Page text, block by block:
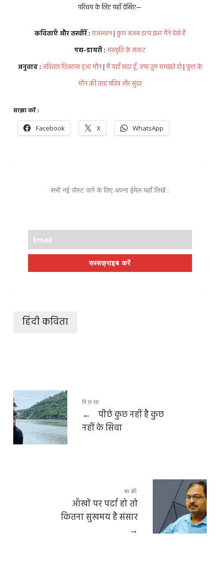
परिचय के लिए यहाँ देखिए—
कविताएँ और तस्वीरें :राजस्थान|कुछ अजब दृश्य इधर मैंने देखे हैं
गद्य-डायरी : संस्कृति के संकट
अनुवाद :अविचल छितराया हुआ मौन|मैं यहाँ खड़ा हूँ, क्या तुम समझते हो|फूल के
मौन की तरह पवित्र और सुंदर
साझा करें :
Facebook X WhatsApp
सभी नई पोस्ट पाने के लिए अपना ईमेल यहाँ लिखें :
सब्सक्राइब करें
हिंदी कविता
पिछला
←
पीछे कुछ नहीं है कुछ
नहीं के सिवा
बाक़ी
आँखों पर पर्दा हो तो
कितना सुखमय है संसार
→